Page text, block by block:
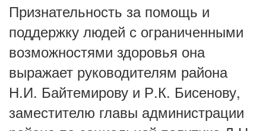
Признательность за помощь и
поддержку людей с ограниченными
возможностями здоровья она
выражает руководителям района
Н.И. Байтемирову и Р.К. Бисенову,
заместителю главы администрации